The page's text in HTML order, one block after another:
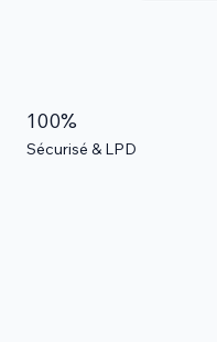
100%
Sécurisé & LPD